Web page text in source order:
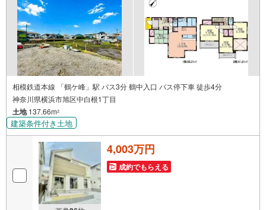
相模鉄道本線 「鶴ケ峰」駅 バス3分 鶴中入口 バス停下車 徒歩4分
神奈川県横浜市旭区中白根1丁目
土地137.66m2
建築条件付き土地
4,003万円
成約でもらえる